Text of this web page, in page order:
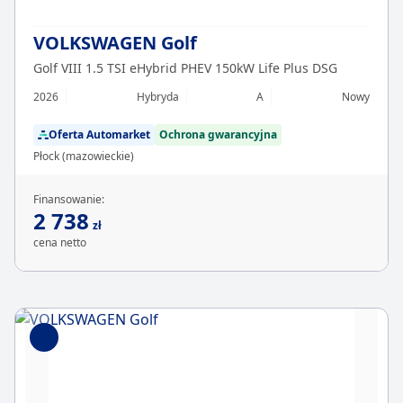
VOLKSWAGEN Golf
Golf VIII 1.5 TSI eHybrid PHEV 150kW Life Plus DSG
2026 Hybryda A Nowy
Oferta Automarket Ochrona gwarancyjna
Płock (mazowieckie)
Finansowanie:
2 738 zł
cena netto